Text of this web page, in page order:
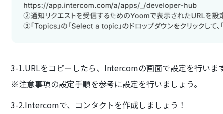
3-1.URLをコピーしたら、Intercomの画面で設定を行いま
※注意事項の設定手順を参考に設定を行いましょう。
3-2.Intercomで、コンタクトを作成しましょう！